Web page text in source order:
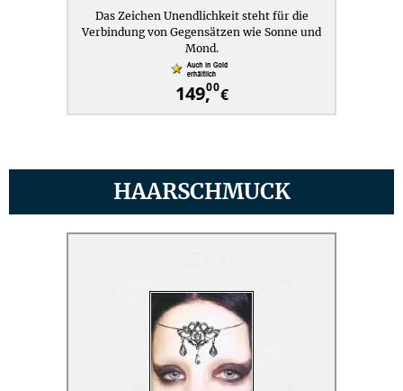
Das Zeichen Unendlichkeit steht für die
Verbindung von Gegensätzen wie Sonne und
Mond.
149,00€
HAARSCHMUCK